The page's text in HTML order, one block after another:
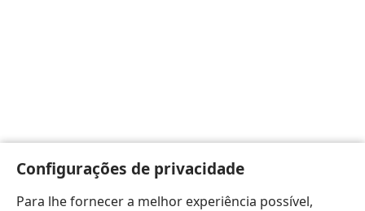
Configurações de privacidade
Para lhe fornecer a melhor experiência possível,